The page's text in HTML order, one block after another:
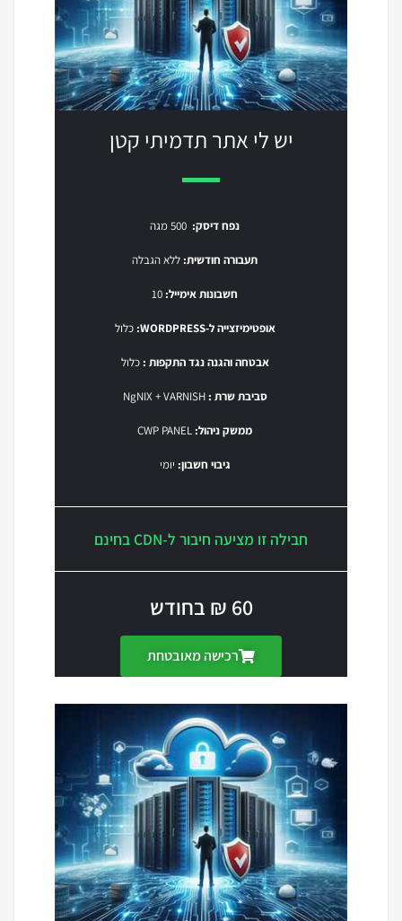
יש לי אתר תדמיתי קטן
נפח דיסק:
תעבורה חודשית: ללא הגבלה
חשבונות אימייל:
אופטימיזצייה ל-WORDPRESS: כלול
אבטחה והגנה נגד התקפות : כלול
סביבת שרת : NgNIX + VARNISH
ממשק ניהול:
גיבוי חשבון: יומי
חבילה זו מציעה חיבור ל-CDN בחינם
60 ₪ בחודש
רכישה מאובטחת